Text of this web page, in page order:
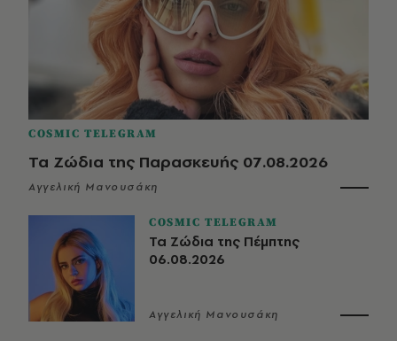
COSMIC TELEGRAM
Τα Ζώδια της Παρασκευής 07.08.2026
Αγγελική Μανουσάκη
COSMIC TELEGRAM
Τα Ζώδια της Πέμπτης
06.08.2026
Αγγελική Μανουσάκη